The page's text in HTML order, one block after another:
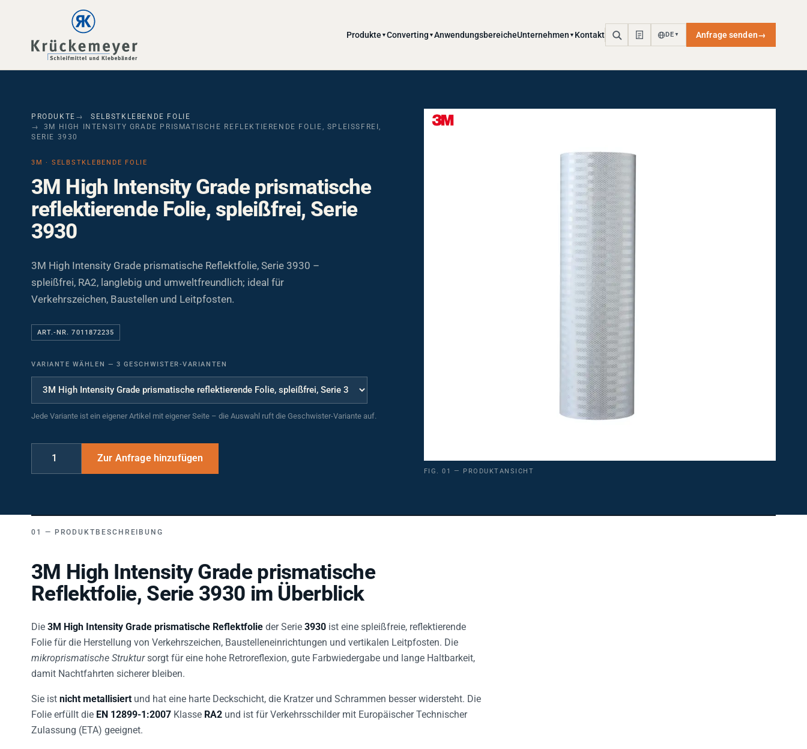
Skip to main navigation
Skip to main content
Skip to page footer
Produkte ▼Converting ▼ AnwendungsbereicheUnternehmen ▼ Kontakt DE ▼ Anfrage senden→
PRODUKTE
SELBSTKLEBENDE FOLIE
3M HIGH INTENSITY GRADE PRISMATISCHE REFLEKTIERENDE FOLIE, SPLEISSFREI, S
ERIE 3930
3M · SELBSTKLEBENDE FOLIE
3M High Intensity Grade prismatische
reflektierende Folie, spleißfrei, Serie
3930
3M High Intensity Grade prismatische Reflektfolie, Serie 3930 –
spleißfrei, RA2, langlebig und umweltfreundlich; ideal für
Verkehrszeichen, Baustellen und Leitpfosten.
ART.-NR. 7011872235
VARIANTE WÄHLEN — 3 GESCHWISTER-VARIANTEN
Jede Variante ist ein eigener Artikel mit eigener Seite – die Auswahl ruft die Geschwister-Variante auf.
FIG. 01 — PRODUKTANSICHT
PRODUKTBESCHREIBUNG
3M High Intensity Grade prismatische
Reflektfolie, Serie 3930 im Überblick
Die 3M High Intensity Grade prismatische Reflektfolie der Serie 3930 ist eine spleißfreie, reflektierende
Folie für die Herstellung von Verkehrszeichen, Baustelleneinrichtungen und vertikalen Leitpfosten. Die
mikroprismatische Struktursorgt für eine hohe Retroreflexion, gute Farbwiedergabe und lange Haltbarkeit,
damit Nachtfahrten sicherer bleiben.
Sie ist nicht metallisiert und hat eine harte Deckschicht, die Kratzer und Schrammen besser widersteht. Die
Folie erfüllt die EN 12899-1:2007 Klasse RA2 und ist für Verkehrsschilder mit Europäischer Technischer
Zulassung (ETA) geeignet.